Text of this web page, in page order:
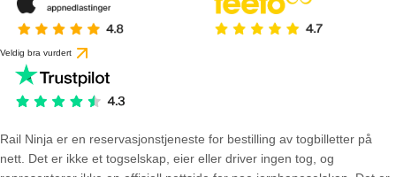
Veldig bra vurdert
Rail Ninja er en reservasjons­tjeneste for bestilling av togbilletter på
nett. Det er ikke et togselskap, eier eller driver ingen tog, og